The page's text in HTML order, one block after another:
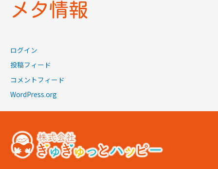
メタ情報
ログイン
投稿フィード
コメントフィード
WordPress.org